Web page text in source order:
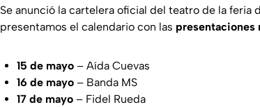
Se anunció la cartelera oficial del teatro de la
presentamos el calendario con las presentaciones
15 de mayo – Aída Cuevas
16 de mayo – Banda MS
17 de mayo – Fidel Rueda